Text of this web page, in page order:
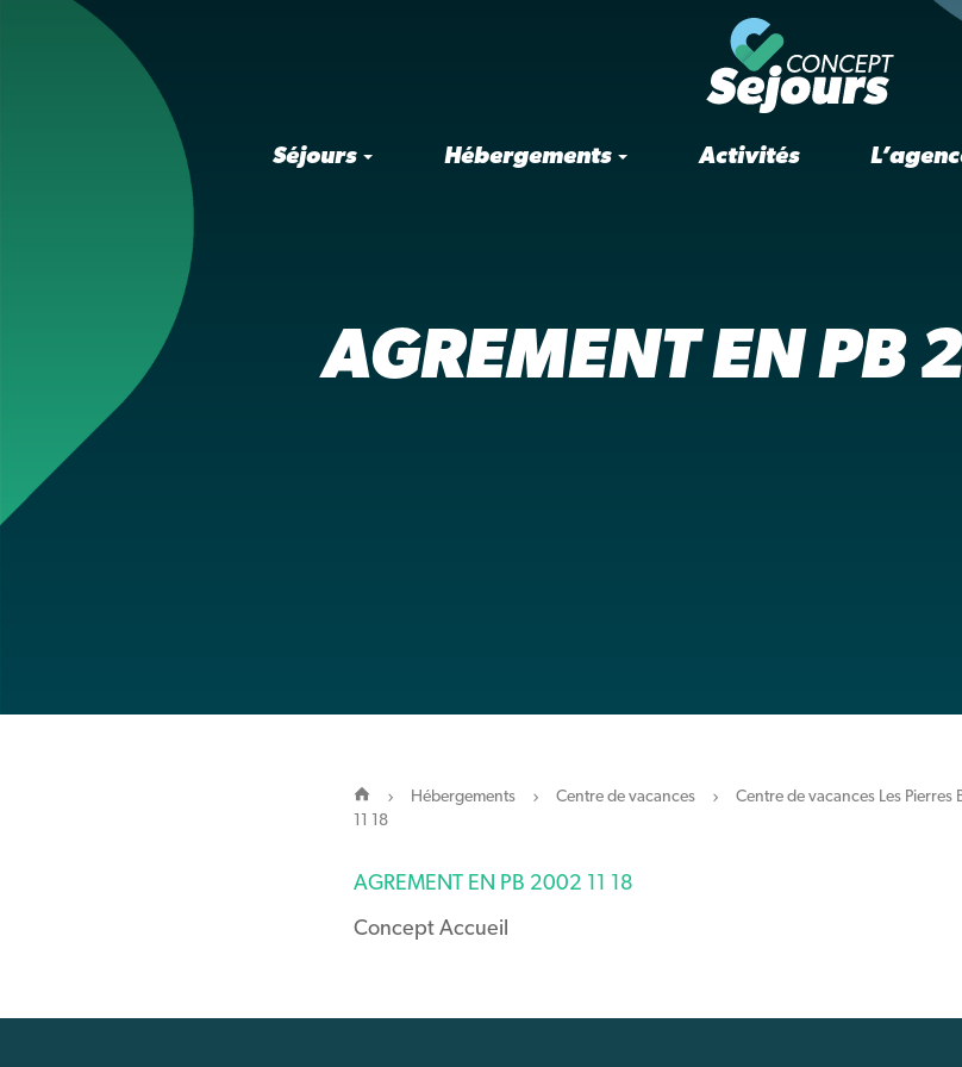
Séjours Hébergements Activités
AGREMENT EN PB
Hébergements Centre de vacances Centre de vacances Les Pierres
11 18
AGREMENT EN PB 2002 11 18
Concept Accueil